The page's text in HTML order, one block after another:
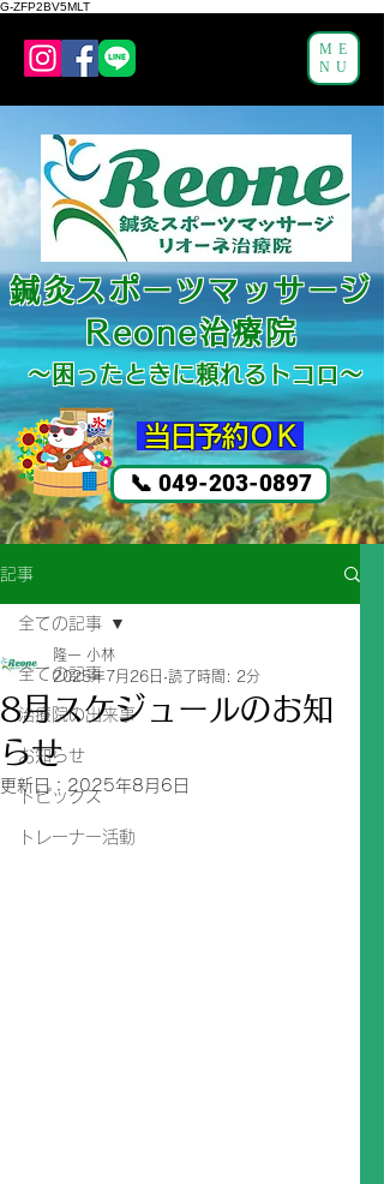
G-ZFP2BV5MLT
鍼灸スポーツマッサージ
Reone治療院
～困ったときに頼れるトコロ～
​ 当日予約ＯＫ
📞 049-203-0897
ME
NU
記事
全ての記事
治療院の出来事
お知らせ
トピックス
トレーナー活動
全ての記事
8月スケジュールのお知
らせ
隆一 小林
2025年7月26日 読了時間: 2分
更新日： 2025年8月6日